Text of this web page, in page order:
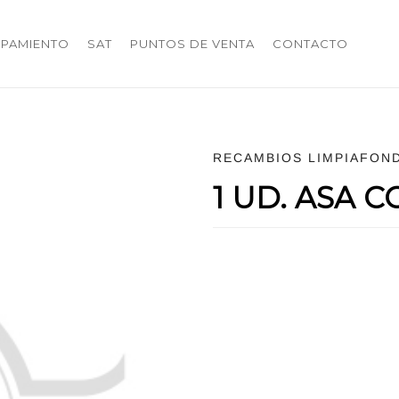
SAT PUNTOS DE VENTA CONTACTO
RECAMBIOS
1 UD. ASA